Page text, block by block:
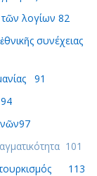
τῶν λογίων 82
συνέχειας
91
101
113